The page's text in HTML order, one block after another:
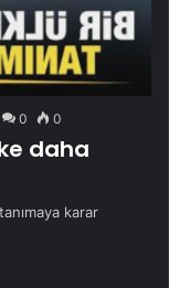
0 0
daha
karar